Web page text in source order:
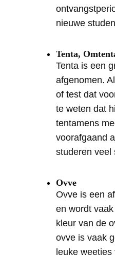
nieuwe
Tenta,
Tenta is een
afgenomen.
of test dat
te weten dat
tentamens
voorafgaand
studeren veel
Ovve
Ovve is een
en wordt
kleur van de
ovve is vaak
leuke